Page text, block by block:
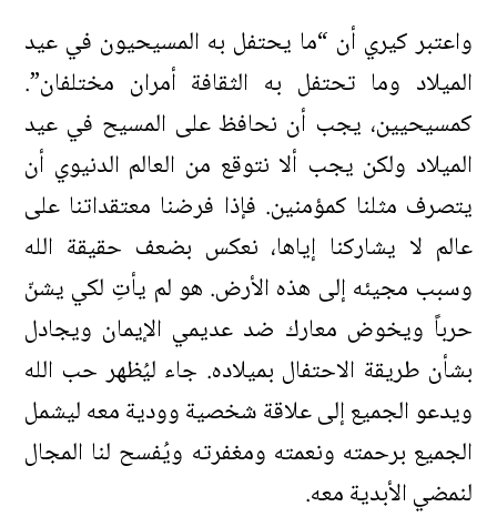
واعتبر كيري أن “ما يحتفل به المسيحيون في عيد
الميلاد وما تحتفل به الثقافة أمران مختلفان”.
كمسيحيين، يجب أن نحافظ على المسيح في عيد
الميلاد ولكن يجب ألا نتوقع من العالم الدنيوي أن
يتصرف مثلنا كمؤمنين. فإذا فرضنا معتقداتنا على
عالم لا يشاركنا إياها، نعكس بضعف حقيقة الله
وسبب مجيئه إلى هذه الأرض. هو لم يأتِ لكي يشنّ
حرباً ويخوض معارك ضد عديمي الإيمان ويجادل
بشأن طريقة الاحتفال بميلاده. جاء ليُظهر حب الله
ويدعو الجميع إلى علاقة شخصية وودية معه ليشمل
الجميع برحمته ونعمته ومغفرته ويُفسح لنا المجال
لنمضي الأبدية معه.